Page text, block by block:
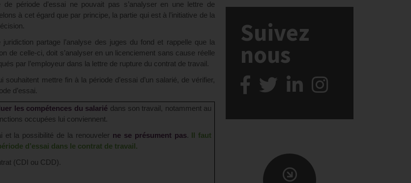
période d’essai ne pouvait pas s’analyser en une lettre de
à cet égard que par principe, la partie qui est à l’initiative de la
partage l’analyse des juges du fond et rappelle que la
de celle-ci, doit s’analyser en un licenciement sans cause réelle
par l’employeur dans la lettre de rupture du contrat de travail.
mettre fin à la période d’essai d’un salarié, de vérifier,
d’essai.
les compétences du salarié dans son travail, notamment au
occupées lui conviennent.
et la possibilité de la renouveler ne se présument pas.
Il faut
d’essai dans le contrat de travail.
(CDI ou CDD).
Suivez
nous